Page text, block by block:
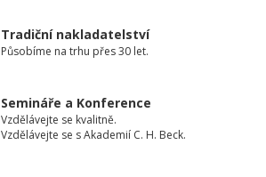
Tradiční nakladatelství
Působíme na trhu přes 30 let.
Semináře a Konference
Vzdělávejte se kvalitně.
Vzdělávejte se s Akademií C. H. Beck.